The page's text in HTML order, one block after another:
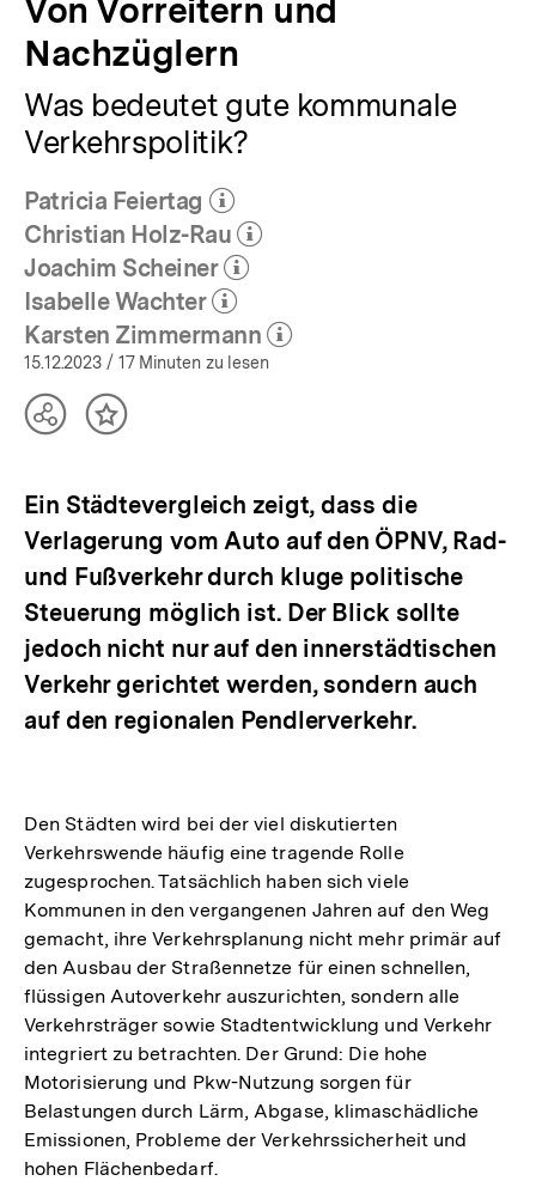
Von Vorreitern und
Nachzüglern
Was bedeutet gute kommunale
Verkehrspolitik?
Patricia Feiertag
(Mehr zum Autor)
öffnen
Christian Holz-Rau
(Mehr zum Autor)
öffnen
Joachim Scheiner
(Mehr zum Autor)
öffnen
Isabelle Wachter
(Mehr zum Autor)
öffnen
Karsten Zimmermann
(Mehr zum Autor)
öffnen
15.12.2023 / 17 Minuten zu lesen
TeilenInhalt
Ein Städtevergleich zeigt, dass die
Verlagerung vom Auto auf den ÖPNV, Rad-
und Fußverkehr durch kluge politische
Steuerung möglich ist. Der Blick sollte
jedoch nicht nur auf den innerstädtischen
Verkehr gerichtet werden, sondern auch
auf den regionalen Pendlerverkehr.
Den Städten wird bei der viel diskutierten
Verkehrswende häufig eine tragende Rolle
zugesprochen. Tatsächlich haben sich viele
Kommunen in den vergangenen Jahren auf den Weg
gemacht, ihre Verkehrsplanung nicht mehr primär auf
den Ausbau der Straßennetze für einen schnellen,
flüssigen Autoverkehr auszurichten, sondern alle
Verkehrsträger sowie Stadtentwicklung und Verkehr
integriert zu betrachten. Der Grund: Die hohe
Motorisierung und Pkw-Nutzung sorgen für
Belastungen durch Lärm, Abgase, klimaschädliche
Emissionen, Probleme der Verkehrssicherheit und
hohen Flächenbedarf.